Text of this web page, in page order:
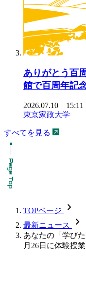
ありがとう百
館で百周年記
2026.07.10 15:11
東京家政大学
すべてを見る
TOPページ chevron_forward
最新ニュース chevron_forward
あなたの「学び
月26日に体験授